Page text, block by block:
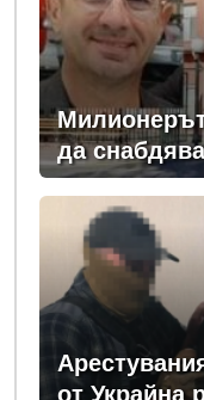
да
от Украйна